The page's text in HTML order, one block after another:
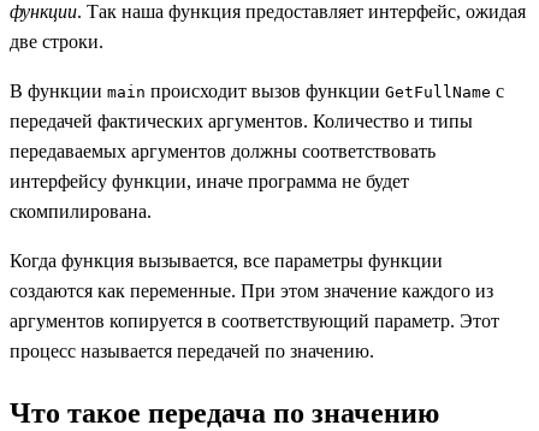
функции. Так наша функция предоставляет интерфейс, ожидая
две строки.
В функции main происходит вызов функции GetFullName с
передачей фактических аргументов. Количество и типы
передаваемых аргументов должны соответствовать
интерфейсу функции, иначе программа не будет
скомпилирована.
Когда функция вызывается, все параметры функции
создаются как переменные. При этом значение каждого из
аргументов копируется в соответствующий параметр. Этот
процесс называется передачей по значению.
Что такое передача по значению